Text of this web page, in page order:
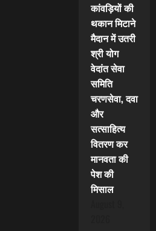
कांवड़ियों की
थकान मिटाने
मैदान में उतरी
श्री योग
वेदांत सेवा
समिति
चरणसेवा, दवा
और
सत्साहित्य
वितरण कर
मानवता की
पेश की
मिसाल